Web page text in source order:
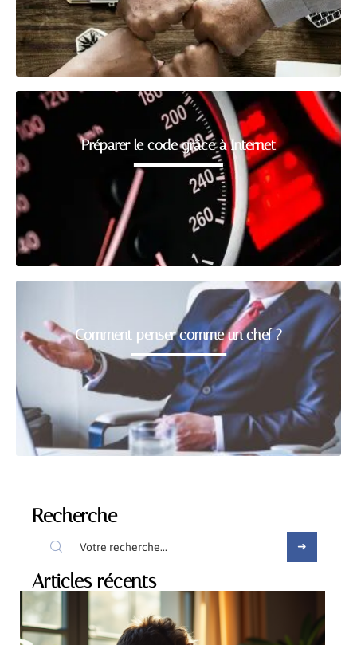
Préparer le code grâce à Internet
Comment penser comme un chef ?
Recherche
Articles récents